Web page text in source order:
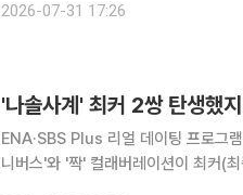
가 연예인이나 공인은 아니지만, 개인
2026-07-31 17:26
'나솔사계' 최커 2쌍 탄생했
ENA·SBS Plus 리얼 데이팅 프로그
니버스'와 '짝' 컬래버레이션이 최커(